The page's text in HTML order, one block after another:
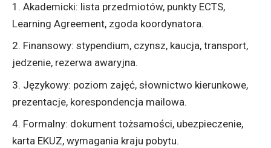
Akademicki: lista przedmiotów, punkty ECTS,
Learning Agreement, zgoda koordynatora.
Finansowy: stypendium, czynsz, kaucja, transport,
jedzenie, rezerwa awaryjna.
Językowy: poziom zajęć, słownictwo kierunkowe,
prezentacje, korespondencja mailowa.
Formalny: dokument tożsamości, ubezpieczenie,
karta EKUZ, wymagania kraju pobytu.